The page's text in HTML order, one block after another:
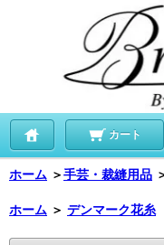
カート
ホーム ＞手芸・裁縫用品
ホーム ＞ デンマーク花糸